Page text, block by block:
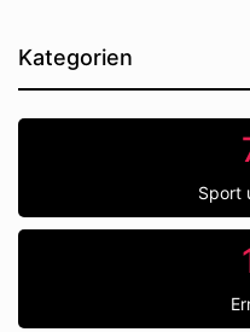
Kategorien
Sport